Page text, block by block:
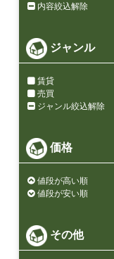
内容絞込解除
ジャンル
賃貸
売買
ジャンル絞込解除
価格
値段が高い順
値段が安い順
その他